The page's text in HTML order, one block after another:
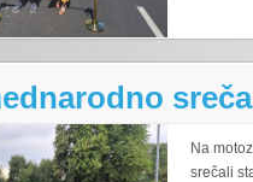
Na
srečali